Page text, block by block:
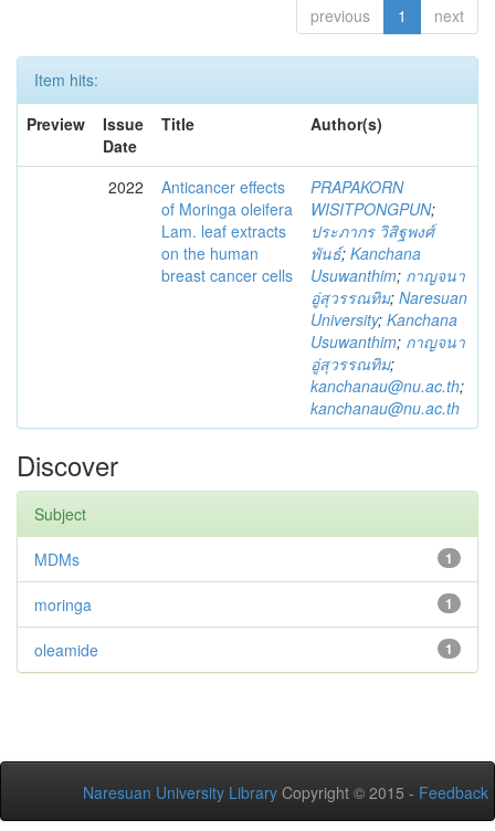
previous 1 next
Item hits:
Preview
Issue
Date
Title Author(s)
2022
Anticancer effects
of Moringa oleifera
Lam. leaf extracts
on the human
breast cancer cells
PRAPAKORN
WISITPONGPUN;
ประภากร วิสิฐพงศ์
พันธ์; Kanchana
Usuwanthim; กาญจนา
อู่สุวรรณทิม; Naresuan
University; Kanchana
Usuwanthim; กาญจนา
อู่สุวรรณทิม;
kanchanau@nu.ac.th;
kanchanau@nu.ac.th
Discover
Subject
1
MDMs
1
moringa
1
oleamide
Naresuan University Library Copyright © 2015 - Feedback